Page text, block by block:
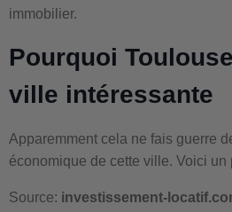
immobilier.
Pourquoi
ville intéressante
Apparemment cela ne fais guerre
économique de cette ville. Voici un
Source: investissement-